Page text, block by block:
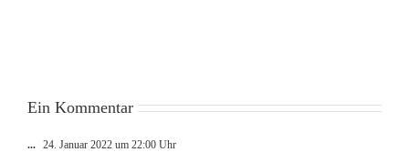
Ein Kommentar
... 24. Januar 2022 um 22:00 Uhr